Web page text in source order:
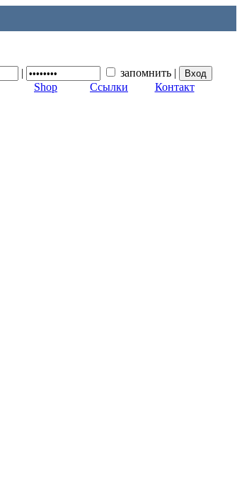
| запомнить |
Shop Ссылки Контакт